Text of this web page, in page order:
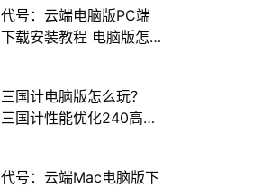
代号：云端电脑版PC端
下载安装教程 电脑版怎
三国计电脑版怎么玩？
三国计性能优化240高帧
代号：云端Mac电脑版下